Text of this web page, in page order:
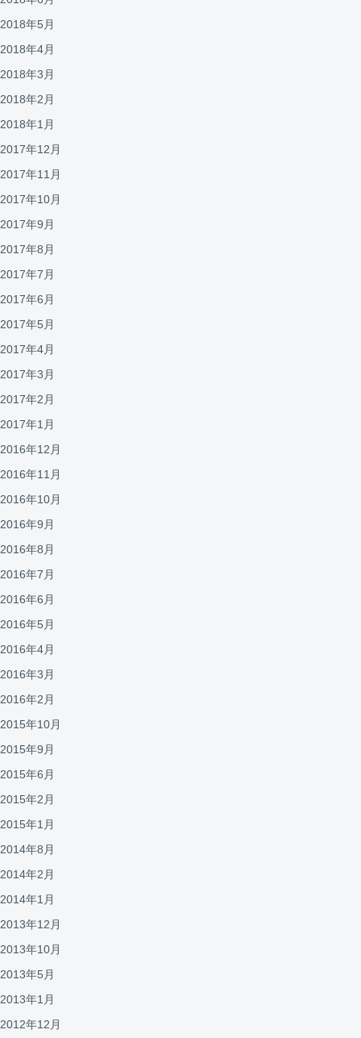
2018年5月
2018年4月
2018年3月
2018年2月
2018年1月
2017年12月
2017年11月
2017年10月
2017年9月
2017年8月
2017年7月
2017年6月
2017年5月
2017年4月
2017年3月
2017年2月
2017年1月
2016年12月
2016年11月
2016年10月
2016年9月
2016年8月
2016年7月
2016年6月
2016年5月
2016年4月
2016年3月
2016年2月
2015年10月
2015年9月
2015年6月
2015年2月
2015年1月
2014年8月
2014年2月
2014年1月
2013年12月
2013年10月
2013年5月
2013年1月
2012年12月